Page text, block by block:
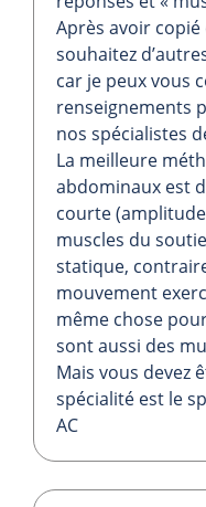
Après avoir copié
souhaitez
car je peux vous
renseignements
nos spécialistes
La meilleure
abdominaux est
courte
muscles du
statique,
mouvement
même chose
sont aussi des
Mais vous devez
spécialité est le
AC